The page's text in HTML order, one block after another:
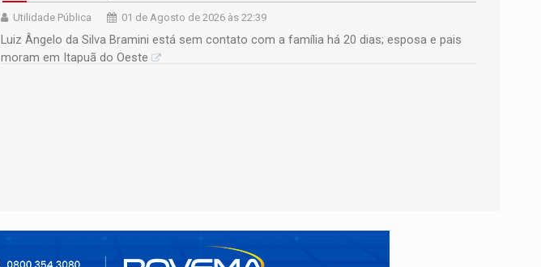
Utilidade Pública 01 de Agosto de 2026 às 22:39
Luiz Ângelo da Silva Bramini está sem contato com a família há 20 dias; esposa e pais
moram em Itapuã do Oeste